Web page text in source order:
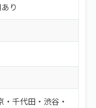
り
千代田・渋谷・